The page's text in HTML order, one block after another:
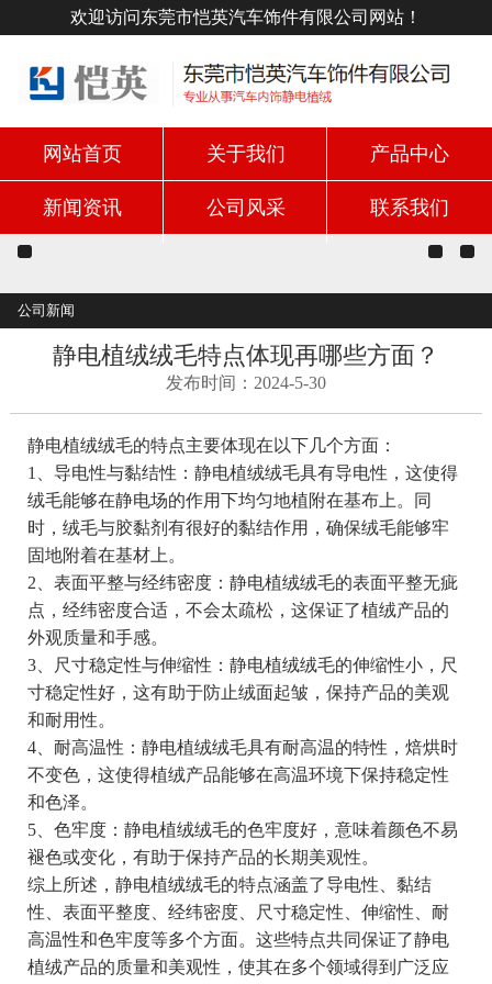
欢迎访问东莞市恺英汽车饰件有限公司网站！
网站首页 关于我们 产品中心
新闻资讯 公司风采 联系我们
公司新闻
静电植绒绒毛特点体现再哪些方面？
发布时间：2024-5-30
静电植绒绒毛的特点主要体现在以下几个方面：
1、导电性与黏结性：静电植绒绒毛具有导电性，这使得
绒毛能够在静电场的作用下均匀地植附在基布上。同
时，绒毛与胶黏剂有很好的黏结作用，确保绒毛能够牢
固地附着在基材上。
2、表面平整与经纬密度：静电植绒绒毛的表面平整无疵
点，经纬密度合适，不会太疏松，这保证了植绒产品的
外观质量和手感。
3、尺寸稳定性与伸缩性：静电植绒绒毛的伸缩性小，尺
寸稳定性好，这有助于防止绒面起皱，保持产品的美观
和耐用性。
4、耐高温性：静电植绒绒毛具有耐高温的特性，焙烘时
不变色，这使得植绒产品能够在高温环境下保持稳定性
和色泽。
5、色牢度：静电植绒绒毛的色牢度好，意味着颜色不易
褪色或变化，有助于保持产品的长期美观性。
综上所述，静电植绒绒毛的特点涵盖了导电性、黏结
性、表面平整度、经纬密度、尺寸稳定性、伸缩性、耐
高温性和色牢度等多个方面。这些特点共同保证了静电
植绒产品的质量和美观性，使其在多个领域得到广泛应